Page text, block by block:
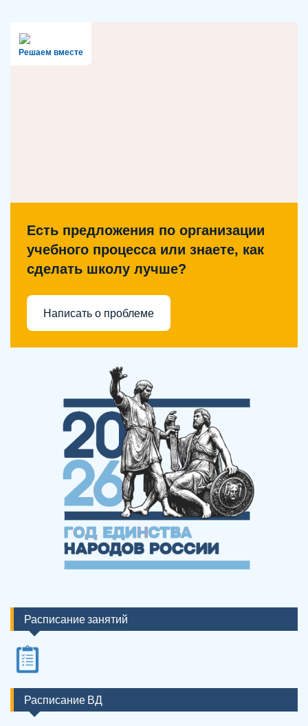
Решаем вместе
Есть предложения по организации
учебного процесса или знаете, как
сделать школу лучше?
Написать о проблеме
Расписание занятий
Расписание ВД